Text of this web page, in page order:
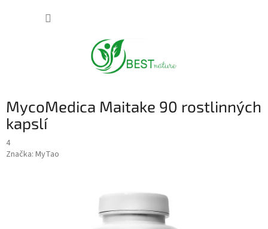
MycoMedica Maitake 90 rostlinných
kapslí
4
Značka: MyTao